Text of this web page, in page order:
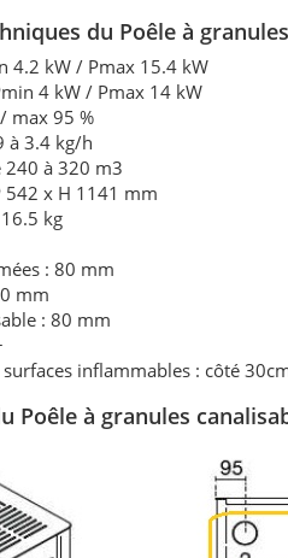
du Poêle à
4.2 kW / Pmax 15.4 kW
4 kW / Pmax 14 kW
max 95 %
à 3.4 kg/h
240 à 320 m3
542 x H 1141 mm
kg
: 80 mm
mm
: 80 mm
inflammables : côté
Poêle à granules